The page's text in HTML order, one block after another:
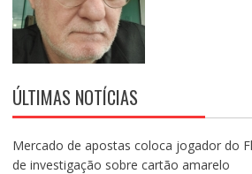
ÚLTIMAS NOTÍCIAS
Mercado de apostas coloca jogador do
de investigação sobre cartão amarelo